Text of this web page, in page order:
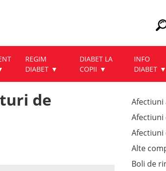
REGIM
DIABET
DIABET LA
COPII
INFO
DIABET
de
Afectiuni
Afectiuni
Alte
Boli de